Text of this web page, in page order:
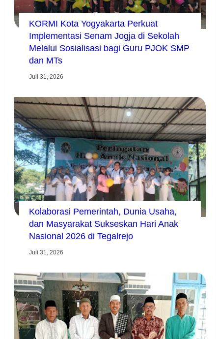
KORMI Kota Yogyakarta Perkuat
Implementasi Senam Jogja di Sekolah
Melalui Sosialisasi bagi Guru PJOK SMP
dan MTs
Juli 31, 2026
Kolaborasi Pemerintah, Dunia Usaha,
dan Masyarakat Sukseskan Hari Anak
Nasional 2026 di Tegalrejo
Juli 31, 2026